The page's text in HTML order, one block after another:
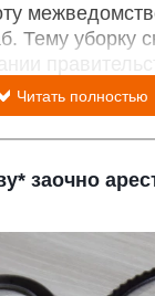
Тему уборку
Читать полностью
заочно